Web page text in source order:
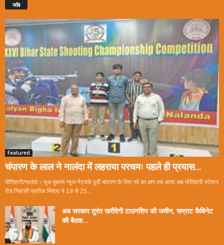
जॉब
Featured
चंपारण के लाल ने नालंदा में लहराया परचमः पहले ही प्रयास...
मोतिहारी/नालंदा। यूथ मुकाम न्यूज नेटवर्क पूर्वी चंपारण के लिए गर्व का क्षण तब आया जब मोतिहारी स्टेशन
रोड निवासी प्रतीक मिश्रा ने 19 से 25...
अब सरकार तुरंत खरीदेगी टाउनशिप की जमीन, सम्राट कैबिनेट
की बैठक...